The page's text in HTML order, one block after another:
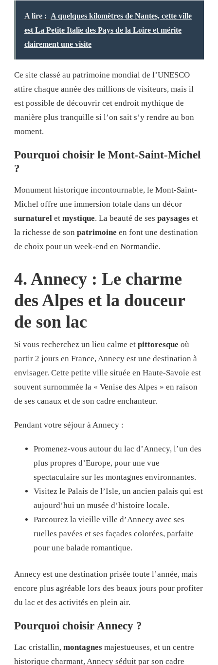
A lire : A quelques kilomètres de Nantes, cette ville
est La Petite Italie des Pays de la Loire et mérite
clairement une visite
Ce site classé au patrimoine mondial de l’UNESCO
attire chaque année des millions de visiteurs, mais il
est possible de découvrir cet endroit mythique de
manière plus tranquille si l’on sait s’y rendre au bon
moment.
Pourquoi choisir le Mont-Saint-Michel
?
Monument historique incontournable, le Mont-Saint-
Michel offre une immersion totale dans un décor
surnaturel et mystique. La beauté de ses paysages et
la richesse de son patrimoine en font une destination
de choix pour un week-end en Normandie.
4. Annecy : Le charme
des Alpes et la douceur
de son lac
Si vous recherchez un lieu calme et pittoresque où
partir 2 jours en France, Annecy est une destination à
envisager. Cette petite ville située en Haute-Savoie est
souvent surnommée la « Venise des Alpes » en raison
de ses canaux et de son cadre enchanteur.
Pendant votre séjour à Annecy :
Promenez-vous autour du lac d’Annecy, l’un des
plus propres d’Europe, pour une vue
spectaculaire sur les montagnes environnantes.
Visitez le Palais de l’Isle, un ancien palais qui est
aujourd’hui un musée d’histoire locale.
Parcourez la vieille ville d’Annecy avec ses
ruelles pavées et ses façades colorées, parfaite
pour une balade romantique.
Annecy est une destination prisée toute l’année, mais
encore plus agréable lors des beaux jours pour profiter
du lac et des activités en plein air.
Pourquoi choisir Annecy ?
Lac cristallin, montagnes majestueuses, et un centre
historique charmant, Annecy séduit par son cadre